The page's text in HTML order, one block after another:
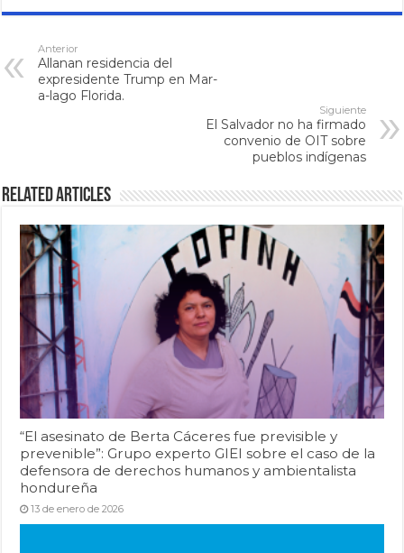
Anterior
Allanan residencia del
expresidente Trump en Mar-
a-lago Florida.
Siguiente
El Salvador no ha firmado
convenio de OIT sobre
pueblos indígenas
Related Articles
“El asesinato de Berta Cáceres fue previsible y
prevenible”: Grupo experto GIEI sobre el caso de la
defensora de derechos humanos y ambientalista
hondureña
13 de enero de 2026